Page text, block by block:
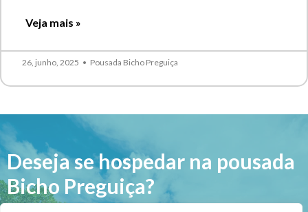
Veja mais »
26, junho, 2025 • Pousada Bicho Preguiça
Deseja se hospedar na pousada
Bicho Preguiça?